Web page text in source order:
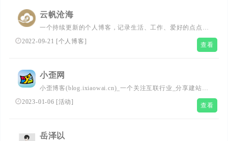
云帆沧海
一个持续更新的个人博客，记录生活、工作、爱好的点点滴
滴。
2022-09-21 [个人博客] 查看
小歪网
小歪博客(blog.ixiaowai.cn)_一个关注互联行业_分享建站技
术经验，网站源码，技术教程，免费活动等精品资源的独立
2023-01-06 [活动] 查看
岳泽以